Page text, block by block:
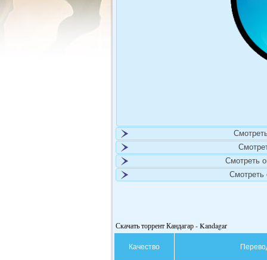
Смотреть
Смотреть
Скачать торрент Кандагар - Kandagar
Качество